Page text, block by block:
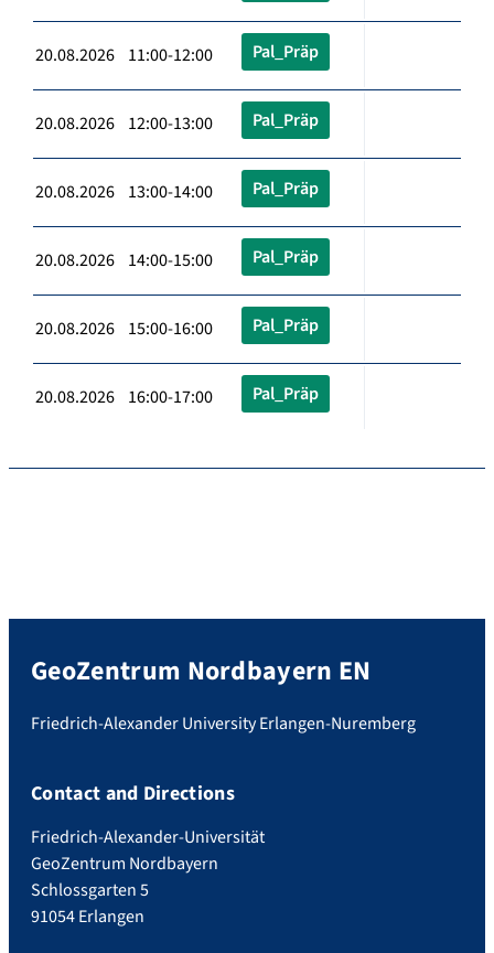
20.08.2026 11:00-12:00 Pal_Präp
20.08.2026 12:00-13:00 Pal_Präp
20.08.2026 13:00-14:00 Pal_Präp
20.08.2026 14:00-15:00 Pal_Präp
20.08.2026 15:00-16:00 Pal_Präp
20.08.2026 16:00-17:00 Pal_Präp
GeoZentrum Nordbayern EN
Friedrich-Alexander University Erlangen-Nuremberg
Contact and Directions
Friedrich-Alexander-Universität
GeoZentrum Nordbayern
Schlossgarten 5
91054 Erlangen